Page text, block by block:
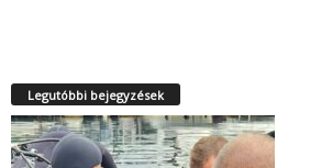
Legutóbbi bejegyzések